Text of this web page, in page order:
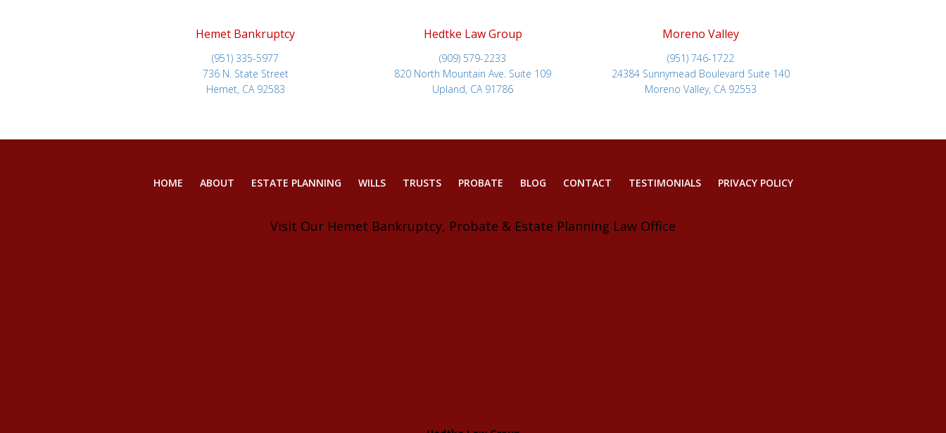
Hemet Bankruptcy
(951) 335-5977
736 N. State Street
Hemet, CA 92583
Hedtke Law Group
(909) 579-2233
820 North Mountain Ave. Suite 109
Upland, CA 91786
Moreno Valley
(951) 746-1722
24384 Sunnymead Boulevard Suite 140
Moreno Valley, CA 92553
HOME ABOUT ESTATE PLANNING WILLS TRUSTS PROBATE BLOG CONTACT TESTIMONIALS PRIVACY POLICY
Visit Our Hemet Bankruptcy, Probate & Estate Planning Law Office